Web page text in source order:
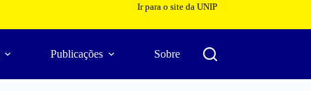
Ir para o site da UNIP
Publicações Sobre